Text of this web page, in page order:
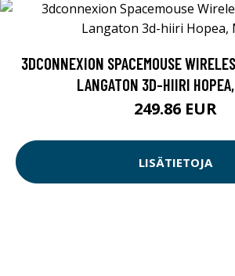
3DCONNEXION SPACEMOUSE
LANGATON 3D-HIIRI
249.86 EUR
LISÄTIETOJA